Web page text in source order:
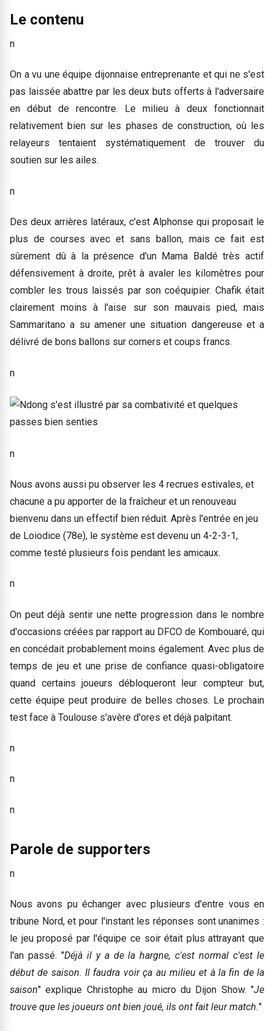
Le contenu
n
On a vu une équipe dijonnaise entreprenante et qui ne s'est
pas laissée abattre par les deux buts offerts à l'adversaire
en début de rencontre. Le milieu à deux fonctionnait
relativement bien sur les phases de construction, où les
relayeurs tentaient systématiquement de trouver du
soutien sur les ailes.
n
Des deux arrières latéraux, c'est Alphonse qui proposait le
plus de courses avec et sans ballon, mais ce fait est
sûrement dû à la présence d'un Mama Baldé très actif
défensivement à droite, prêt à avaler les kilomètres pour
combler les trous laissés par son coéquipier. Chafik était
clairement moins à l'aise sur son mauvais pied, mais
Sammaritano a su amener une situation dangereuse et a
délivré de bons ballons sur corners et coups francs.
n
n
Nous avons aussi pu observer les 4 recrues estivales, et
chacune a pu apporter de la fraîcheur et un renouveau
bienvenu dans un effectif bien réduit. Après l'entrée en jeu
de Loiodice (78e), le système est devenu un 4-2-3-1,
comme testé plusieurs fois pendant les amicaux.
n
On peut déjà sentir une nette progression dans le nombre
d'occasions créées par rapport au DFCO de Kombouaré, qui
en concédait probablement moins également. Avec plus de
temps de jeu et une prise de confiance quasi-obligatoire
quand certains joueurs débloqueront leur compteur but,
cette équipe peut produire de belles choses. Le prochain
test face à Toulouse s'avère d'ores et déjà palpitant.
n
n
n
Parole de supporters
n
Nous avons pu échanger avec plusieurs d'entre vous en
tribune Nord, et pour l'instant les réponses sont unanimes :
le jeu proposé par l'équipe ce soir était plus attrayant que
l'an passé. "Déjà il y a de la hargne, c'est normal c'est le
début de saison. Il faudra voir ça au milieu et à la fin de la
saison" explique Christophe au micro du Dijon Show. "Je
trouve que les joueurs ont bien joué, ils ont fait leur match."